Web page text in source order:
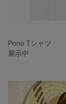
Pono Tシャツ
展示中